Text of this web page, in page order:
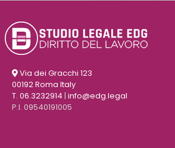
Via dei Gracchi 123
00192 Roma Italy
T. 06.3232914 | info@edg.legal
P.I. 09540191005